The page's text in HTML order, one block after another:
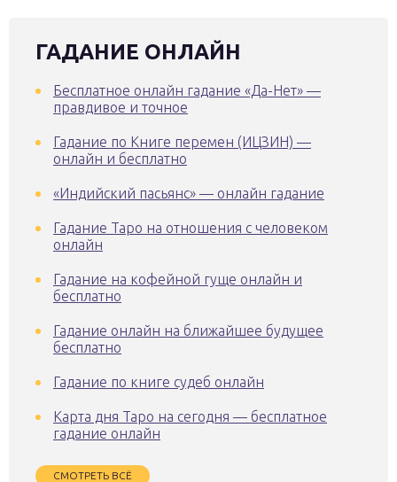
ГАДАНИЕ ОНЛАЙН
Бесплатное онлайн гадание «Да-Нет» —
правдивое и точное
Гадание по Книге перемен (ИЦЗИН) —
онлайн и бесплатно
«Индийский пасьянс» — онлайн гадание
Гадание Таро на отношения с человеком
онлайн
Гадание на кофейной гуще онлайн и
бесплатно
Гадание онлайн на ближайшее будущее
бесплатно
Гадание по книге судеб онлайн
Карта дня Таро на сегодня — бесплатное
гадание онлайн
СМОТРЕТЬ ВСЁ